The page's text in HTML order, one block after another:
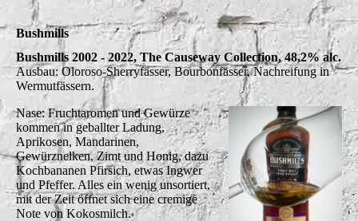
Bushmills
Bushmills 2002 - 2022, The Causeway Collection, 48,2% alc.
Ausbau: Oloroso-Sherryfässer, Bourbonfässer, Nachreifung in
Wermutfässern.
Nase: Fruchtaromen und Gewürze
kommen in geballter Ladung,
Aprikosen, Mandarinen,
Gewürznelken, Zimt und Honig, dazu
Kochbananen Pfirsich, etwas Ingwer
und Pfeffer. Alles ein wenig unsortiert,
mit der Zeit öffnet sich eine cremige
Note von Kokosmilch.